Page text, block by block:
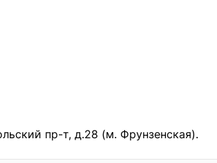
пр-т, д.28 (м. Фрунзенская).